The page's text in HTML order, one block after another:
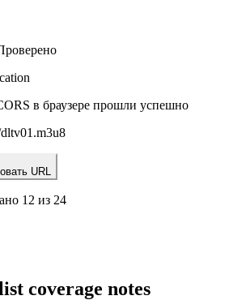
в браузере прошли успешно
URL
12 из 24
coverage notes